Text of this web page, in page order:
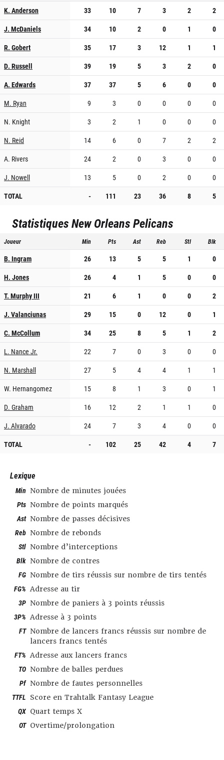
K. Anderson 33 10 7 3 2
2
J. McDaniels
34 10 2 0 1
0
R. Gobert
35 17 3 12 1
1
D. Russell
39 19 5 3 2
0
A. Edwards
37 37 5 6 0
0
M. Ryan
9 3 0 0 0
0
N. Knight
3 2 1 0 0
0
N. Reid
14 6 0 7 2
2
A. Rivers
24 2 0 3 0
0
J. Nowell
13 5 0 2 0
0
TOTAL
- 111 23 36 8 5
StatistiquesNew Orleans Pelicans
Joueur Min Pts Ast Reb Stl Blk
B. Ingram 26 13 5 5 1
0
H. Jones
26 4 1 5 0
0
T. Murphy III
21 6 1 0 0
2
J. Valanciunas
29 15 0 12 0
1
C. McCollum
34 25 8 5 1
2
L. Nance Jr.
22 7 0 3 0
0
N. Marshall
27 5 4 4 1
1
W. Hernangomez
15 8 1 3 0
1
D. Graham
16 12 2 1 1
0
J. Alvarado
24 7 3 4 0
0
TOTAL
- 102 25 42 4 7
Lexique
Min Nombre de minutes jouées
Pts Nombre de points marqués
Ast Nombre de passes décisives
Reb Nombre de rebonds
Stl Nombre d’interceptions
Blk Nombre de contres
FG Nombre de tirs réussis sur nombre de tirs tentés
FG% Adresse au tir
3P Nombre de paniers à 3 points réussis
3P% Adresse à 3 points
FT Nombre de lancers francs réussis sur nombre de
lancers francs tentés
FT% Adresse aux lancers francs
TO Nombre de balles perdues
Pf Nombre de fautes personnelles
TTFL Score en Trahtalk Fantasy League
QX Quart temps X
OT Overtime/prolongation